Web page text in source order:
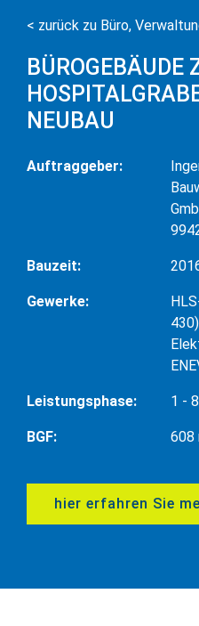
< zurück zu Büro,
BÜROGEBÄUDE
NEUBAU
Auftraggeber:
Bauzeit:
Gewerke:
Leistungsphase: 1 - 8
BGF: 608
hier erfahren Sie